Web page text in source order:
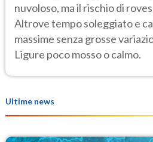
nuvoloso, ma il rischio di
Altrove tempo soleggiato e
massime senza grosse
Ligure poco mosso o calmo.
Ultime news